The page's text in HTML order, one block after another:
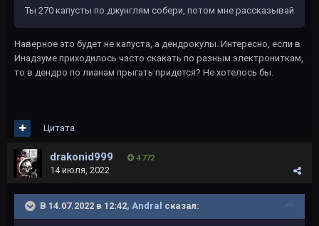
Ты 270 капусты по джунглям собери, потом мне рассказывай
Наверное это будет не капуста, а дендрокулы. Интересно, если в
Инадзуме приходилось часто скакать по разным электрониткам,
то в дендро по лианам прыгать придется? Не хотелось бы.
Цитата
drakonid999 4 772
14 июля, 2022
В 14.07.2022 в 12:42, Andral сказал: